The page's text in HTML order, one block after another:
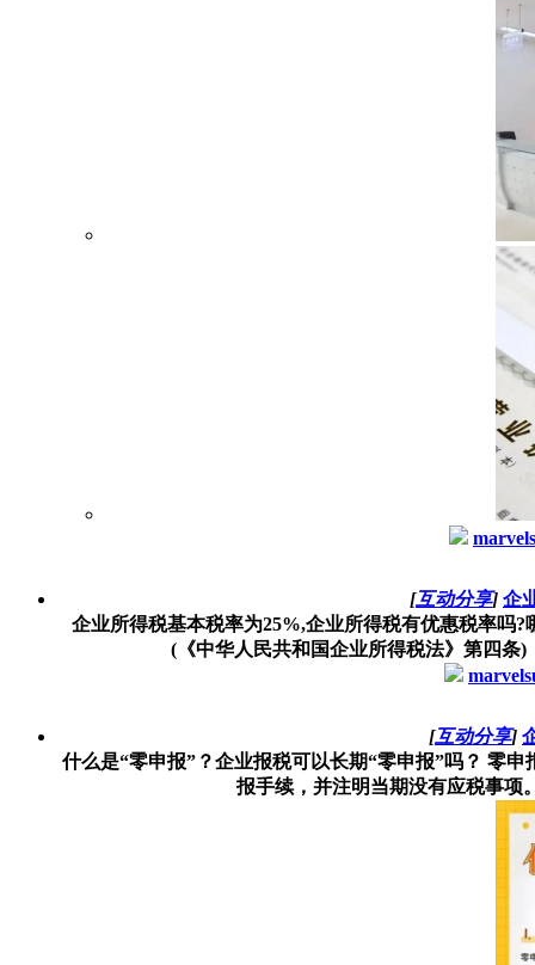
[互动分享] 企
企业所得税基本税率为25%,企业所得税有优惠税
(《中华人民共和国企业所得税法》
[互动分享]
什么是“零申报”？企业报税可以长期“零申报”吗？ 零
报手续，并注明当期没有应税事项